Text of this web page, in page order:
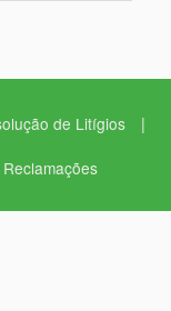
de Litígios |